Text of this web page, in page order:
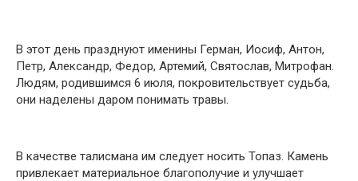
В этот день празднуют именины Герман, Иосиф, Антон,
Петр, Александр, Федор, Артемий, Святослав, Митрофан.
Людям, родившимся 6 июля, покровительствует судьба,
они наделены даром понимать травы.
В качестве талисмана им следует носить Топаз. Камень
привлекает материальное благополучие и улучшает